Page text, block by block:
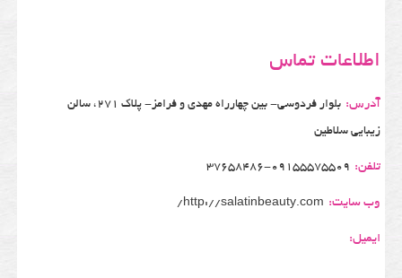
اطلاعات تماس
آدرس: بلوار فردوسی- بین چهارراه مهدی و فرامز- پلاک 271، سالن
زیبایی سلاطین
تلفن: 37658486-09155575509
وب سایت: http://salatinbeauty.com/
ایمیل: